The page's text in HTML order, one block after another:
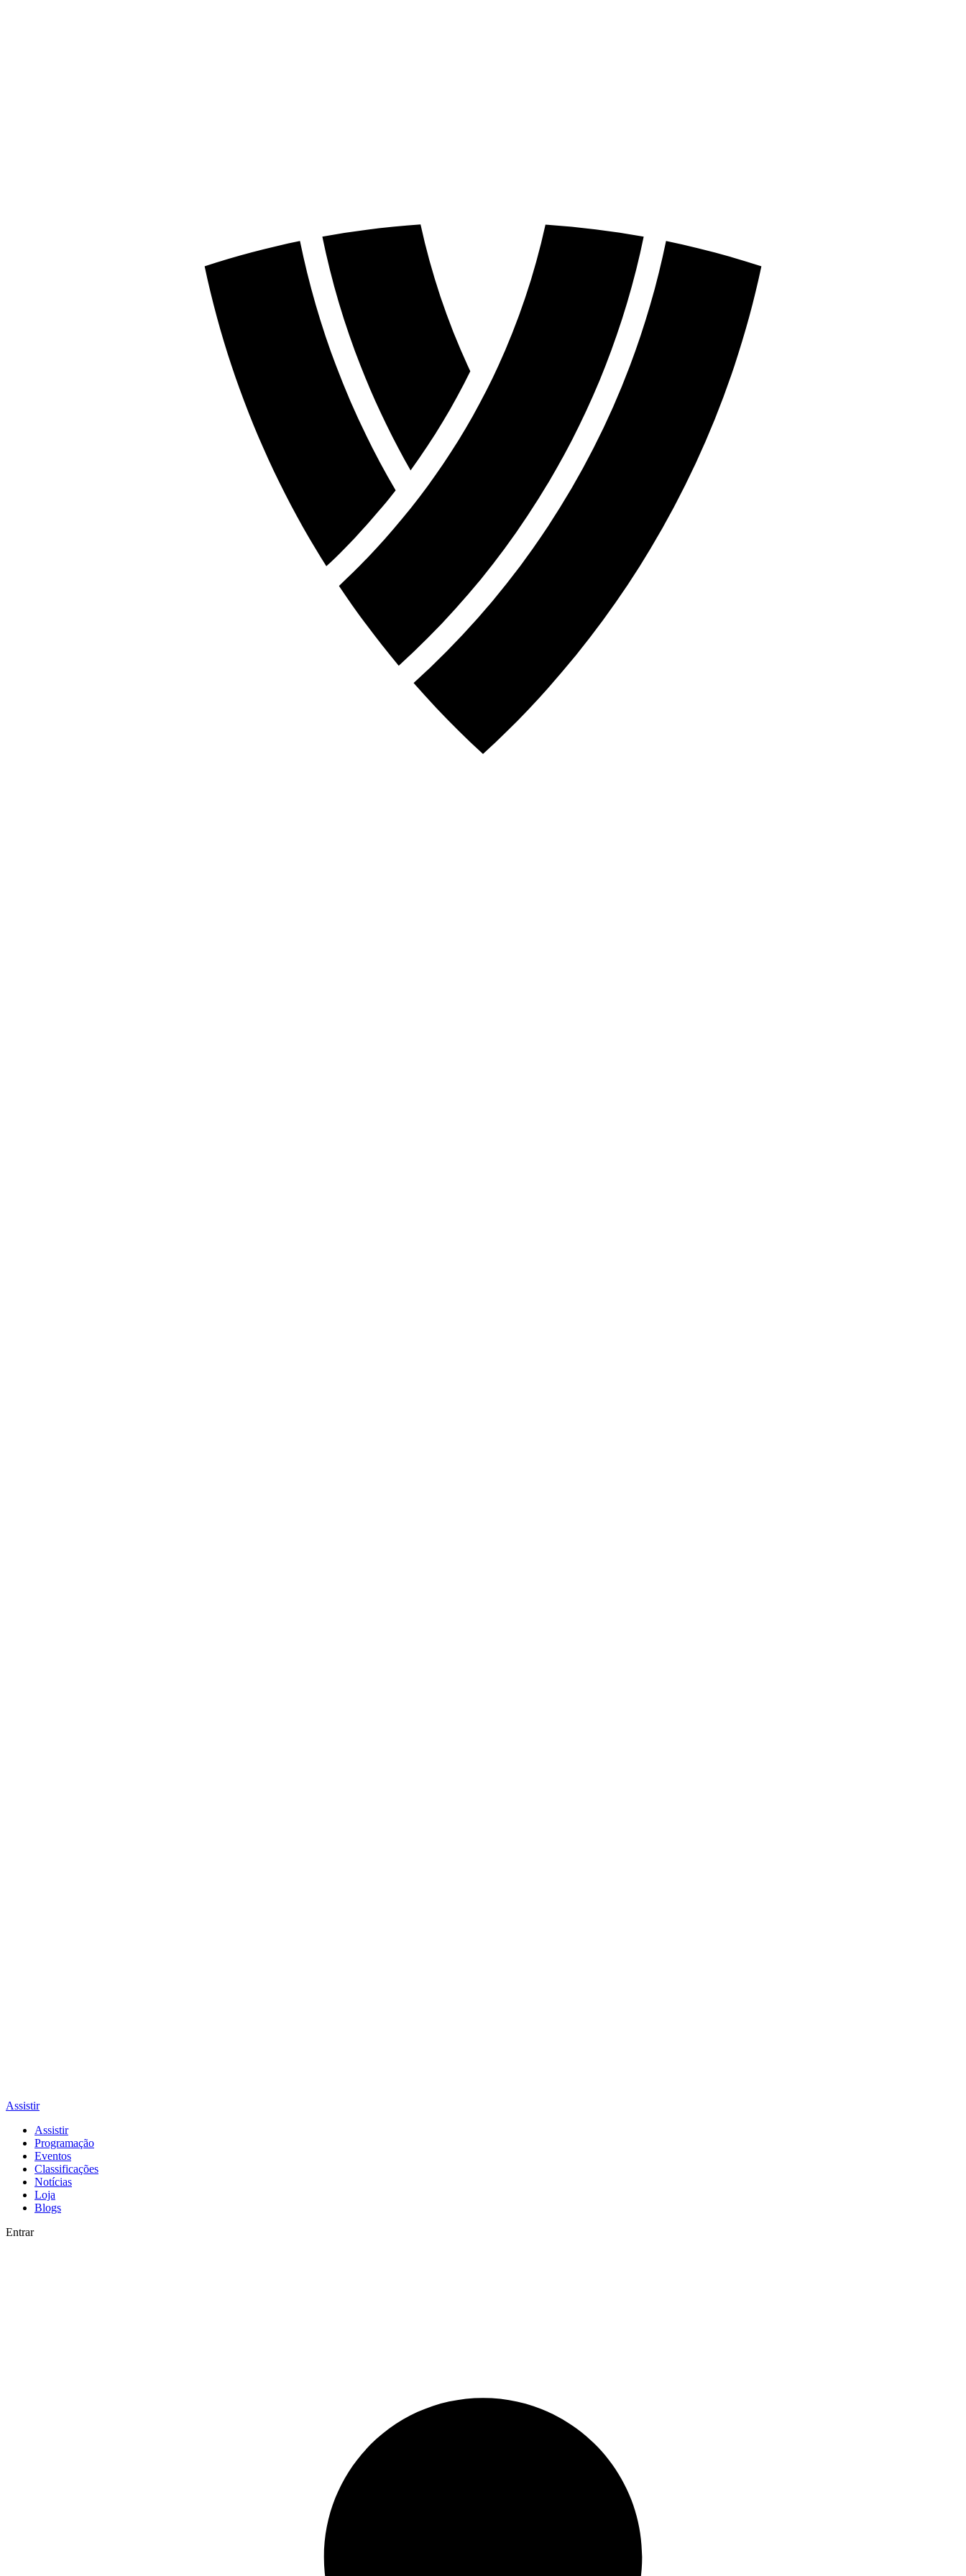
Assistir
Assistir
Programação
Eventos
Classificações
Notícias
Loja
Blogs
Entrar